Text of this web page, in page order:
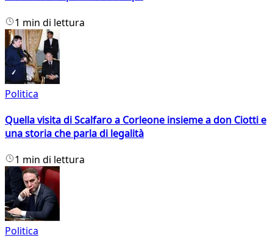
1 min di lettura
Politica
Quella visita di Scalfaro a Corleone insieme a don Ciotti e
una storia che parla di legalità
1 min di lettura
Politica